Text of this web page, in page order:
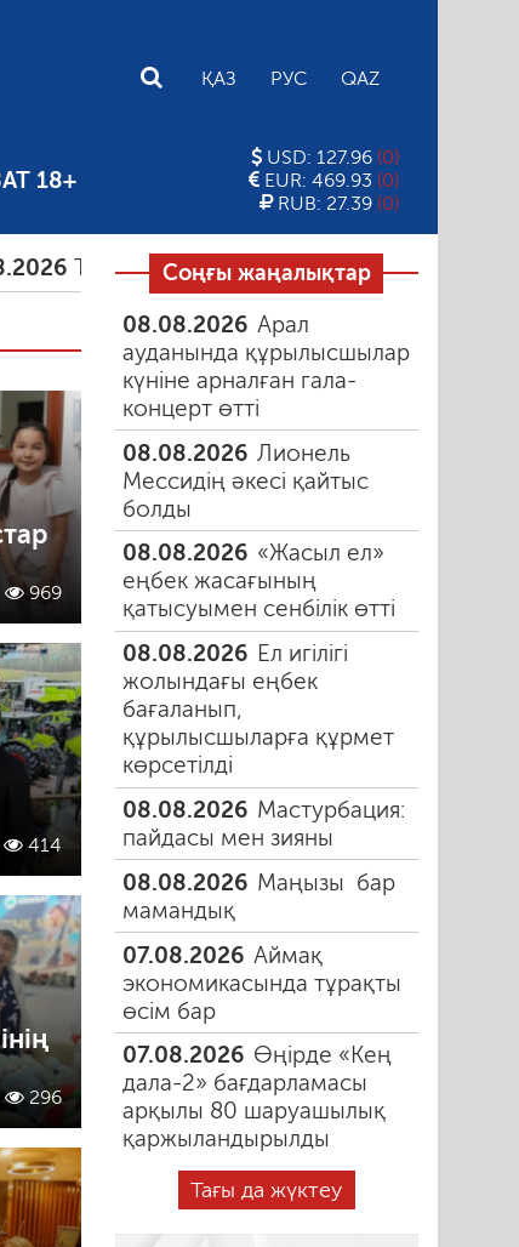
ҚАЗ РУС QAZ
18+
USD: 127.96 (0)
EUR: 469.93 (0)
RUB: 27.39 (0)
таңғы түтін 06.08.2026 Құмарлық
969
414
296
Соңғы жаңалықтар
08.08.2026 Арал
ауданында құрылысшылар
күніне арналған гала-
концерт өтті
08.08.2026 Лионель
Мессидің әкесі қайтыс
болды
08.08.2026 «Жасыл ел»
еңбек жасағының
қатысуымен сенбілік өтті
08.08.2026 Ел игілігі
жолындағы еңбек
бағаланып,
құрылысшыларға құрмет
көрсетілді
08.08.2026 Мастурбация:
пайдасы мен зияны
08.08.2026 Маңызы бар
мамандық
07.08.2026 Аймақ
экономикасында тұрақты
өсім бар
07.08.2026 Өңірде «Кең
дала-2» бағдарламасы
арқылы 80 шаруашылық
қаржыландырылды
Тағы да жүктеу